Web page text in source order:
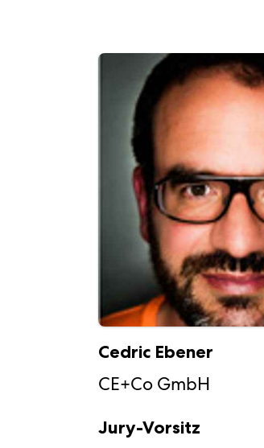
Cedric Ebener
CE+Co GmbH
Jury-Vorsitz